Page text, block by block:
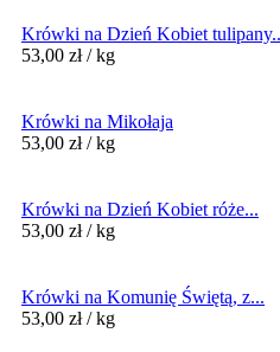
Krówki na Dzień Kobiet
53,00 zł / kg
Krówki na Mikołaja
53,00 zł / kg
Krówki na Dzień Kobiet róże...
53,00 zł / kg
Krówki na Komunię Świętą, z...
53,00 zł / kg